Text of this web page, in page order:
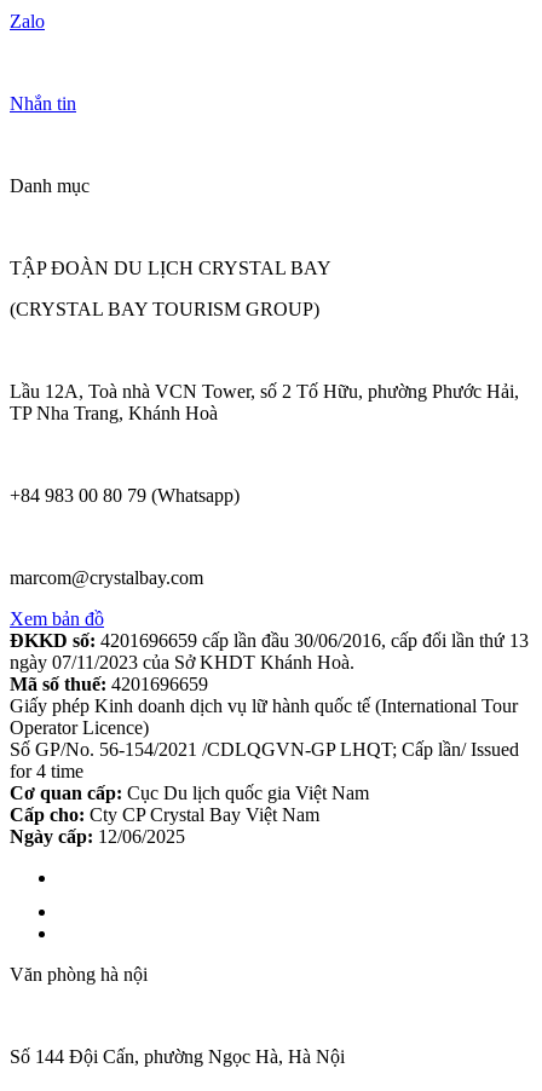
Zalo
Nhắn tin
Danh mục
TẬP ĐOÀN DU LỊCH CRYSTAL BAY
(CRYSTAL BAY TOURISM GROUP)
Lầu 12A, Toà nhà VCN Tower, số 2 Tố Hữu, phường Phước Hải,
TP Nha Trang, Khánh Hoà
+84 983 00 80 79 (Whatsapp)
marcom@crystalbay.com
Xem bản đồ
ĐKKD số: 4201696659 cấp lần đầu 30/06/2016, cấp đổi lần thứ 13
ngày 07/11/2023 của Sở KHDT Khánh Hoà.
Mã số thuế: 4201696659
Giấy phép Kinh doanh dịch vụ lữ hành quốc tế (International Tour
Operator Licence)
Số GP/No. 56-154/2021 /CDLQGVN-GP LHQT; Cấp lần/ Issued
for 4 time
Cơ quan cấp: Cục Du lịch quốc gia Việt Nam
Cấp cho: Cty CP Crystal Bay Việt Nam
Ngày cấp: 12/06/2025
Văn phòng hà nội
Số 144 Đội Cấn, phường Ngọc Hà, Hà Nội